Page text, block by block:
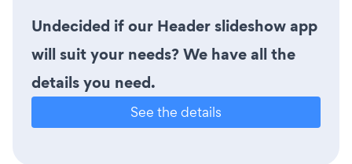
Undecided if our Header slideshow app
will suit your needs? We have all the
details you need.
See the details